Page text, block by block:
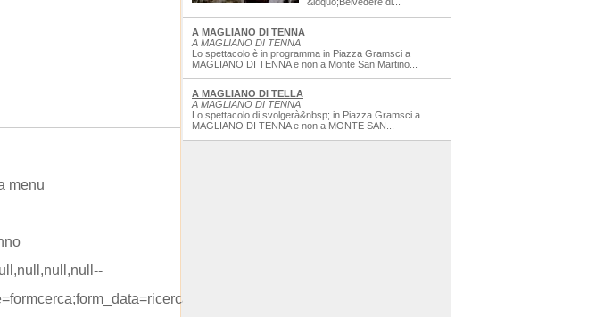
menu
A MAGLIANO DI TENNA
A MAGLIANO DI TENNA
Lo spettacolo è in programma in Piazza Gramsci a
MAGLIANO DI TENNA e non a Monte San Martino...
A MAGLIANO DI TELLA
A MAGLIANO DI TENNA
Lo spettacolo di svolgerà&nbsp; in Piazza Gramsci a
MAGLIANO DI TENNA e non a MONTE SAN...